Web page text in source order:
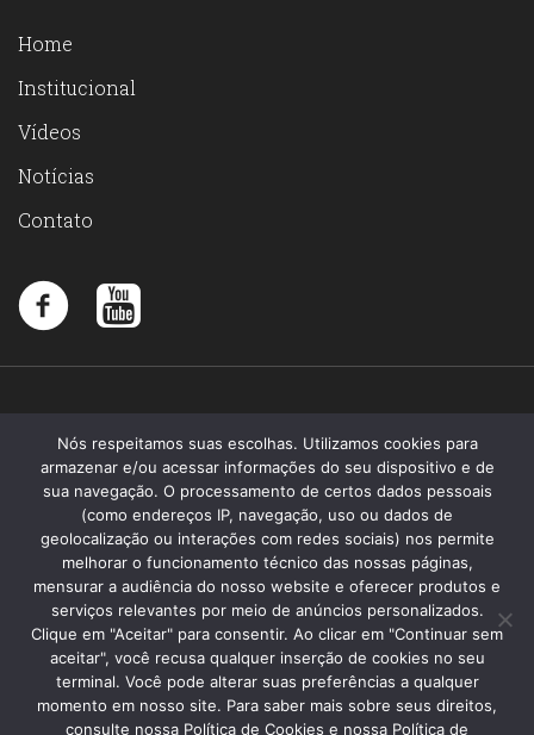
Home
Institucional
Vídeos
Notícias
Contato
Santa Memória 2019 - Todos os direitos reservados
Nós respeitamos suas escolhas. Utilizamos cookies para
armazenar e/ou acessar informações do seu dispositivo e de
sua navegação. O processamento de certos dados pessoais
(como endereços IP, navegação, uso ou dados de
geolocalização ou interações com redes sociais) nos permite
melhorar o funcionamento técnico das nossas páginas,
mensurar a audiência do nosso website e oferecer produtos e
serviços relevantes por meio de anúncios personalizados.
Clique em "Aceitar" para consentir. Ao clicar em "Continuar sem
aceitar", você recusa qualquer inserção de cookies no seu
terminal. Você pode alterar suas preferências a qualquer
momento em nosso site. Para saber mais sobre seus direitos,
consulte nossa Política de Cookies e nossa Política de